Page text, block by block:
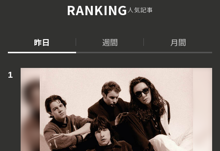
RANKING人気記事
昨日 週間 月間